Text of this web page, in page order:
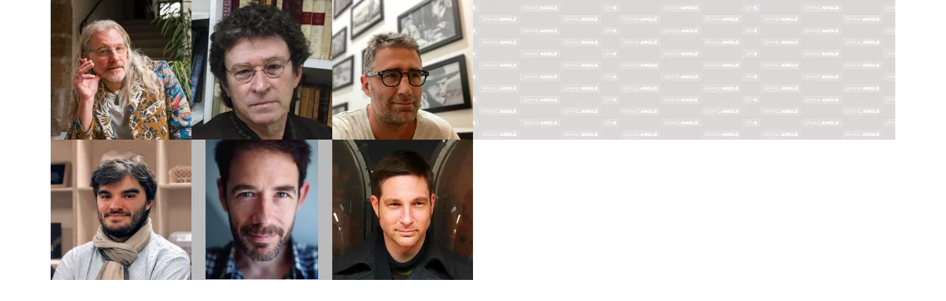
Scénariste
FABIEN
RODHAIN
Biographie
Albums
Scénariste
RODOLPHE
Biographie
Albums
Scénariste
JÉRÔME
ROPERT
Biographie
Albums
Dessinateur
CHRISTIAN
ROSSI
Biographie
Albums
Dessinateur
CORENTIN
ROUGE
Biographie
Albums
Dessinateur
MICHEL
ROUGE
Biographie
Albums
Dessinateur
ROMAIN
ROUSSEAUX
PERIN
Biographie
Albums
Scénariste
JEAN
ROUSSELOT
Biographie
Albums
Scénariste
SYLVAIN
RUNBERG
Biographie
Albums